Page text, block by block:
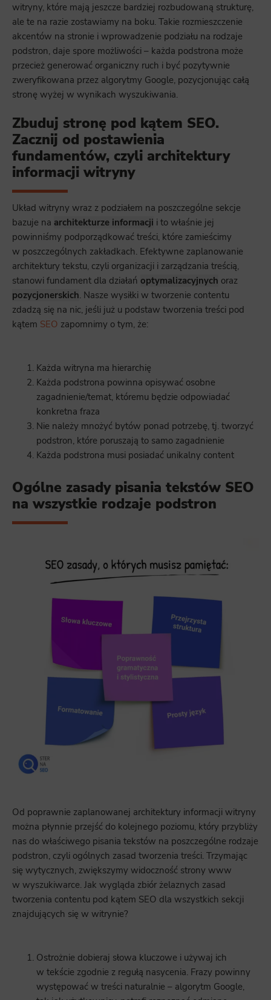
witryny, które mają jeszcze bardziej rozbudowaną strukturę,
ale te na razie zostawiamy na boku. Takie rozmieszczenie
akcentów na stronie i wprowadzenie podziału na rodzaje
podstron, daje spore możliwości – każda podstrona może
przecież generować organiczny ruch i być pozytywnie
zweryfikowana przez algorytmy Google, pozycjonując całą
stronę wyżej w wynikach wyszukiwania.
Zbuduj stronę pod kątem SEO.
Zacznij od postawienia
fundamentów, czyli architektury
informacji witryny
Układ witryny wraz z podziałem na poszczególne sekcje
bazuje na architekturze informacji i to właśnie jej
powinniśmy podporządkować treści, które zamieścimy
w poszczególnych zakładkach. Efektywne zaplanowanie
architektury tekstu, czyli organizacji i zarządzania treścią,
stanowi fundament dla działań optymalizacyjnych oraz
pozycjonerskich. Nasze wysiłki w tworzenie contentu
zdadzą się na nic, jeśli już u podstaw tworzenia treści pod
kątem SEO zapomnimy o tym, że:
Każda witryna ma hierarchię
Każda podstrona powinna opisywać osobne
zagadnienie/temat, któremu będzie odpowiadać
konkretna fraza
Nie należy mnożyć bytów ponad potrzebę, tj. tworzyć
podstron, które poruszają to samo zagadnienie
Każda podstrona musi posiadać unikalny content
Ogólne zasady pisania tekstów SEO
na wszystkie rodzaje podstron
Od poprawnie zaplanowanej architektury informacji witryny
można płynnie przejść do kolejnego poziomu, który przybliży
nas do właściwego pisania tekstów na poszczególne rodzaje
podstron, czyli ogólnych zasad tworzenia treści. Trzymając
się wytycznych, zwiększymy widoczność strony www
w wyszukiwarce. Jak wygląda zbiór żelaznych zasad
tworzenia contentu pod kątem SEO dla wszystkich sekcji
znajdujących się w witrynie?
Ostrożnie dobieraj słowa kluczowe i używaj ich
w tekście zgodnie z regułą nasycenia. Frazy powinny
występować w treści naturalnie – algorytm Google,